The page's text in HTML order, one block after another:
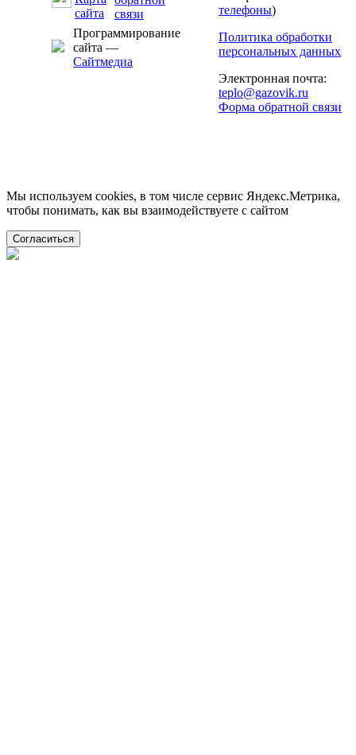
Программирование
сайта —
Сайтмедиа
телефоны)
Политика обработки
персональных данных
Электронная почта:
teplo@gazovik.ru
Форма обратной связи
Мы используем cookies, в том числе сервис Яндекс.Метрика,
чтобы понимать, как вы взаимодействуете с сайтом
Согласиться